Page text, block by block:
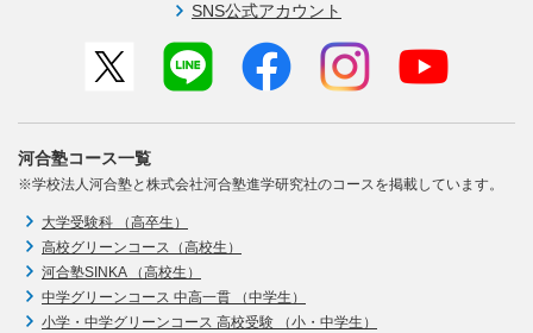
SNS公式アカウント
河合塾コース一覧
※学校法人河合塾と株式会社河合塾進学研究社のコースを掲載しています。
大学受験科 （高卒生）
高校グリーンコース（高校生）
河合塾SINKA （高校生）
中学グリーンコース 中高一貫 （中学生）
小学・中学グリーンコース 高校受験 （小・中学生）